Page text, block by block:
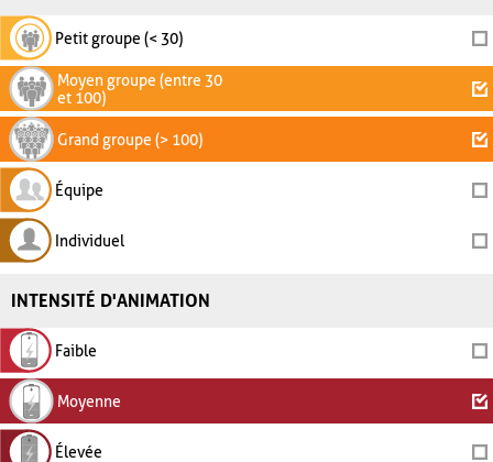
Petit groupe (< 30)
Moyen groupe (entre 30
et 100)
Grand groupe (> 100)
Équipe
Individuel
INTENSITÉ D'ANIMATION
Faible
Moyenne
Élevée